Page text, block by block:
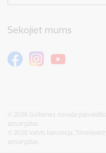
Sekojiet mums
© 2026 Gulbenes novada
aizsargātas.
© 2020 Valsts kanceleja,
aizsargātas.